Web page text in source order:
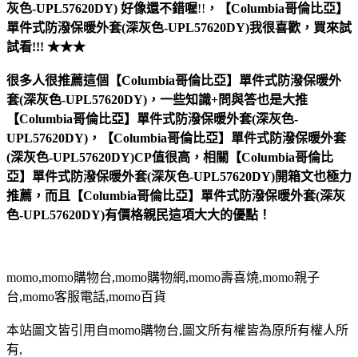
灰色-UPL57620DY) 好像還不錯喔!! ，
【Columbia哥倫比亞】
單件式防潑保暖外套(深灰色-UPL57620DY)我很喜歡，買來試
試看!!! ★★★
很多人很推薦這個【Columbia哥倫比亞】單件式防潑保暖外
套(深灰色-UPL57620DY)，一些知識+問與答也是大推
【Columbia哥倫比亞】單件式防潑保暖外套(深灰色-
UPL57620DY)，【Columbia哥倫比亞】單件式防潑保暖外套
(深灰色-UPL57620DY)CP值很高，相關【Columbia哥倫比
亞】單件式防潑保暖外套(深灰色-UPL57620DY)開箱文也極力
推薦，而且【Columbia哥倫比亞】單件式防潑保暖外套(深灰
色-UPL57620DY)有價格親民這項大大的優點！
momo,momo購物台,momo購物網,momo壽喜燒,momo親子
台,momo客服電話,momo百貨
本站圖文皆引用自momo購物台,圖文所有權皆為原所有權人所
有,